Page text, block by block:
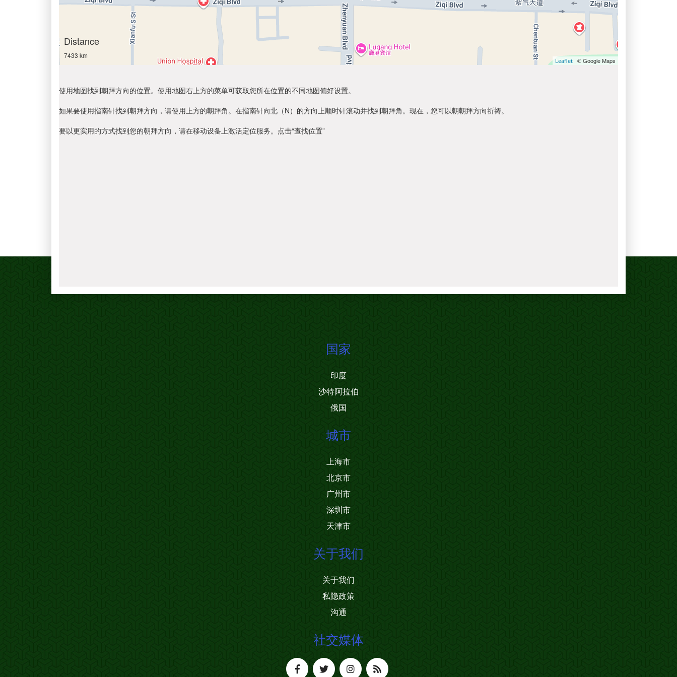
Distance
7433 km
Leaflet | © Google Maps
使用地图找到朝拜方向的位置。使用地图右上方的菜单可获取您所在位置的不同地图偏好设置。
如果要使用指南针找到朝拜方向，请使用上方的朝拜角。在指南针向北（N）的方向上顺时针滚动并找到朝拜角。现在，您可以朝朝拜方向祈祷。
要以更实用的方式找到您的朝拜方向，请在移动设备上激活定位服务。点击“查找位置”
国家
印度
沙特阿拉伯
俄国
城市
上海市
北京市
广州市
深圳市
天津市
关于我们
关于我们
私隐政策
沟通
社交媒体